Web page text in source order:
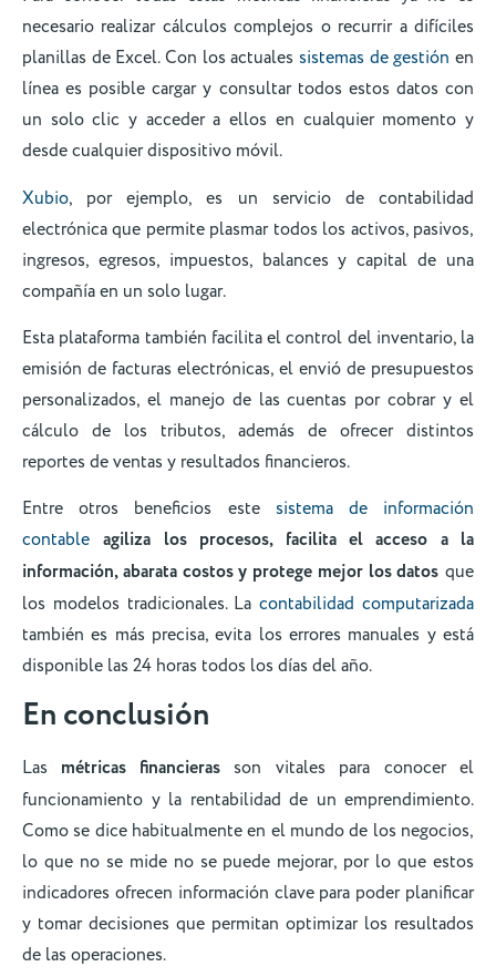
necesario realizar cálculos complejos o recurrir a difíciles
planillas de Excel. Con los actuales sistemas de gestión en
línea es posible cargar y consultar todos estos datos con
un solo clic y acceder a ellos en cualquier momento y
desde cualquier dispositivo móvil.
Xubio, por ejemplo, es un servicio de contabilidad
electrónica que permite plasmar todos los activos, pasivos,
ingresos, egresos, impuestos, balances y capital de una
compañía en un solo lugar.
Esta plataforma también facilita el control del inventario, la
emisión de facturas electrónicas, el envió de presupuestos
personalizados, el manejo de las cuentas por cobrar y el
cálculo de los tributos, además de ofrecer distintos
reportes de ventas y resultados financieros.
Entre otros beneficios este sistema de información
contable agiliza los procesos, facilita el acceso a la
información, abarata costos y protege mejor los datos que
los modelos tradicionales. Lacontabilidad computarizada
también es más precisa, evita los errores manuales y está
disponible las 24 horas todos los días del año.
En conclusión
Las métricas financierasson vitales para conocer el
funcionamiento y la rentabilidad de un emprendimiento.
Como se dice habitualmente en el mundo de los negocios,
lo que no se mide no se puede mejorar, por lo que estos
indicadores ofrecen información clave para poder planificar
y tomar decisiones que permitan optimizar los resultados
de las operaciones.